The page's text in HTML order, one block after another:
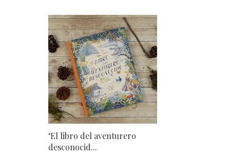
‘El libro del aventurero
desconocid...